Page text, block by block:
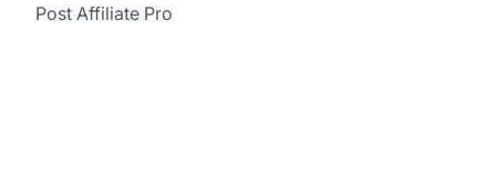
Post Affiliate Pro